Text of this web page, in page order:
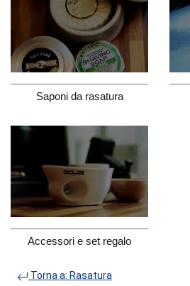
Saponi da rasatura
Accessori e set regalo
Torna a: Rasatura